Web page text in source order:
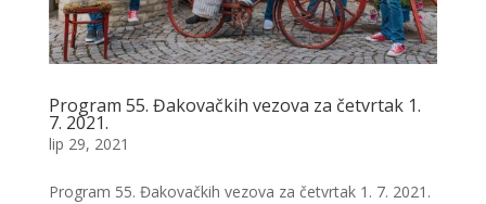
Program 55. Đakovačkih vezova za četvrtak 1.
7. 2021.
lip 29, 2021
Program 55. Đakovačkih vezova za četvrtak 1. 7. 2021.